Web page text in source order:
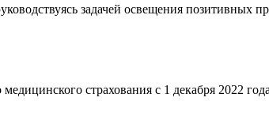
задачей освещения
медицинского страхования с 1 декабря